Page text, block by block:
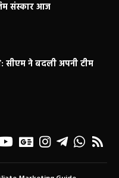
संस्कार आज
ने बदली अपनी टीम